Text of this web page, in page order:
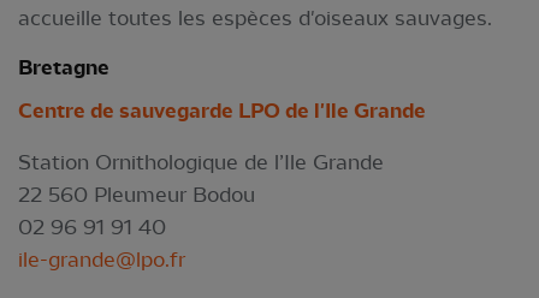
accueille toutes les espèces d'oiseaux sauvages.
Bretagne
Centre de sauvegarde LPO de l'Ile Grande
Station Ornithologique de l’Ile Grande
22 560 Pleumeur Bodou
02 96 91 91 40
ile-grande@lpo.fr